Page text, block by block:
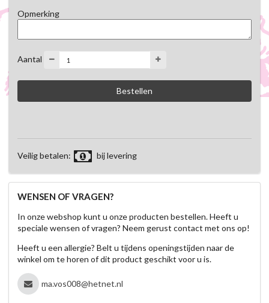
Opmerking
Aantal
Veilig betalen: bij levering
WENSEN OF VRAGEN?
In onze webshop kunt u onze producten bestellen. Heeft u
speciale wensen of vragen? Neem gerust contact met ons op!
Heeft u een allergie? Belt u tijdens openingstijden naar de
winkel om te horen of dit product geschikt voor u is.
ma.vos008@hetnet.nl